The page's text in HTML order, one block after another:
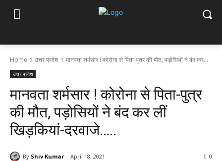
Home उत्तर प्रदेश मानवता शर्मसार ! कोरोना से पिता-पुत्र की मौत, पड़ोसियों ने बंद कर...
उत्तर प्रदेश
मानवता शर्मसार ! कोरोना से पिता-पुत्र
की मौत, पड़ोसियों ने बंद कर लीं
खिड़कियां-दरवाजे…..
By Shiv Kumar April 18, 2021 0